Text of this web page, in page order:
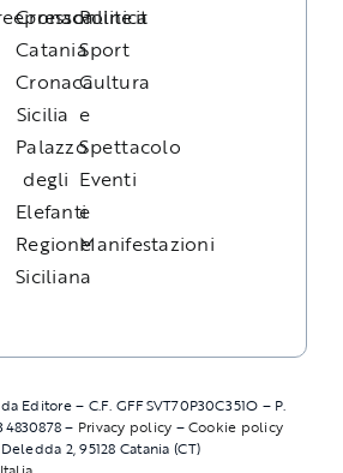
Cronaca
Catania
Cronaca
Sicilia
Palazzo
degli
Elefanti
Regione
Siciliana
Politica
Sport
Cultura
e
Spettacolo
Eventi
e
Manifestazioni
Editore – C.F. GFFSVT70P30C351O – P.
– Privacy policy –Cookie policy
2, 95128 Catania (CT)